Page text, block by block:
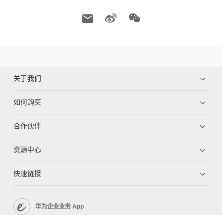
关于我们
如何购买
合作伙伴
资源中心
快速链接
华为企业业务 App